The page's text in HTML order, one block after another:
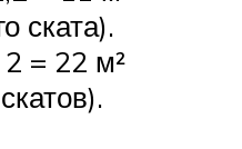
ската).
2 = 22 м²